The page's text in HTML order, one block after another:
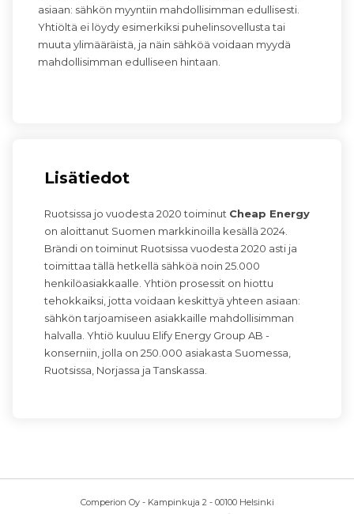
asiaan: sähkön myyntiin mahdollisimman edullisesti.
Yhtiöltä ei löydy esimerkiksi puhelinsovellusta tai
muuta ylimääräistä, ja näin sähköä voidaan myydä
mahdollisimman edulliseen hintaan.
Lisätiedot
Ruotsissa jo vuodesta 2020 toiminut Cheap Energy
on aloittanut Suomen markkinoilla kesällä 2024.
Brändi on toiminut Ruotsissa vuodesta 2020 asti ja
toimittaa tällä hetkellä sähköä noin 25.000
henkilöasiakkaalle. Yhtiön prosessit on hiottu
tehokkaiksi, jotta voidaan keskittyä yhteen asiaan:
sähkön tarjoamiseen asiakkaille mahdollisimman
halvalla. Yhtiö kuuluu Elify Energy Group AB -
konserniin, jolla on 250.000 asiakasta Suomessa,
Ruotsissa, Norjassa ja Tanskassa.
Comperion Oy - Kampinkuja 2 - 00100 Helsinki